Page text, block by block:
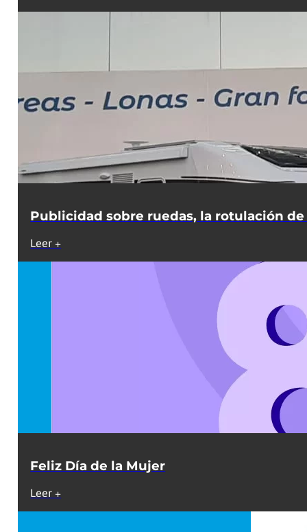
Publicidad sobre ruedas, la rotulación de
Leer +
Feliz Día de la Mujer
Leer +